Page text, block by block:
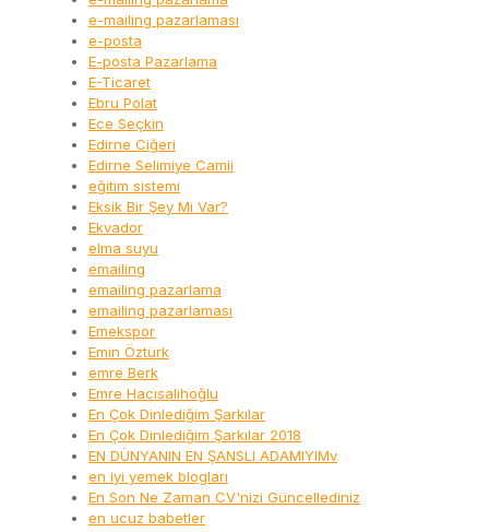
e-mailing pazarlaması
e-posta
E-posta Pazarlama
E-Ticaret
Ebru Polat
Ece Seçkin
Edirne Ciğeri
Edirne Selimiye Camii
eğitim sistemi
Eksik Bir Şey Mi Var?
Ekvador
elma suyu
emailing
emailing pazarlama
emailing pazarlaması
Emekspor
Emin Öztürk
emre Berk
Emre Hacısalihoğlu
En Çok Dinlediğim Şarkılar
En Çok Dinlediğim Şarkılar 2018
EN DÜNYANIN EN ŞANSLI ADAMIYIMv
en iyi yemek blogları
En Son Ne Zaman CV'nizi Güncellediniz
en ucuz babetler